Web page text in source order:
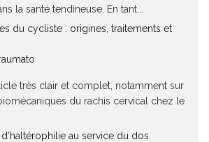
la santé tendineuse. En tant...
du cycliste : origines, traitements et
très clair et complet, notamment sur
du rachis cervical chez le
d’haltérophilie au service du dos